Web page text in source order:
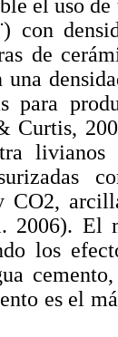
el uso
con
de
para
CO2,
2006). El
los
es el